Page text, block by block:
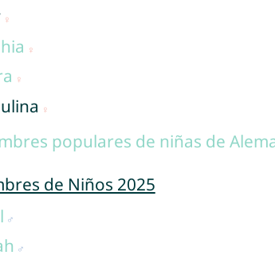
populares de niñas de
de Niños 2025